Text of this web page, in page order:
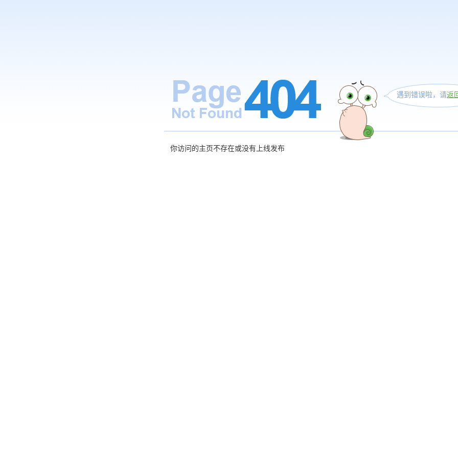
遇到错误啦，请返
你访问的主页不存在或没有上线发布